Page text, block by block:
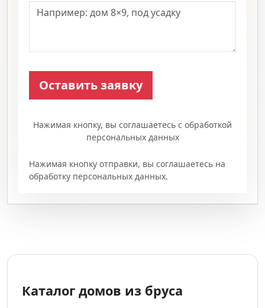
Нажимая кнопку, вы соглашаетесь с обработкой
персональных данных
Нажимая кнопку отправки, вы соглашаетесь на
обработку персональных данных.
Каталог домов из бруса